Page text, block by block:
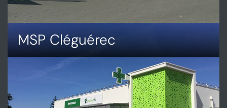
MSP Cléguérec
DÉCOUVRIR
MSP
CLÉGUÉREC